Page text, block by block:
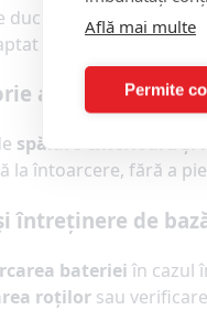
Află mai multe
Permite
la terminal în
orelor de zbor.
auto
spălare exterioară și
la întoarcere, fără a
întreținere de
bateriei în cazul
roților sau